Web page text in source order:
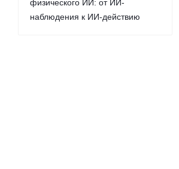
физического ИИ: от ИИ-
наблюдения к ИИ-действию